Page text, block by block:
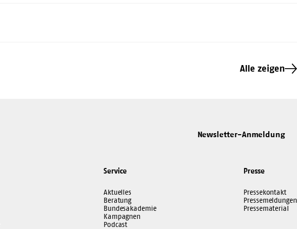
Alle zeigen
Newsletter-Anmeldung
Service
Aktuelles
Beratung
Bundesakademie
Kampagnen
Podcast
Presse
Pressekontakt
Pressemeldungen
Pressematerial